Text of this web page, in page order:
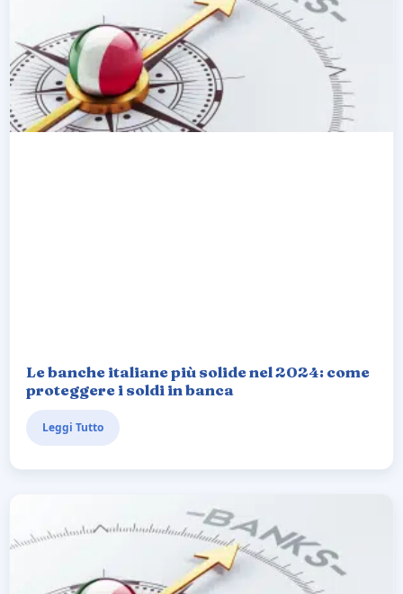
Le banche italiane più solide nel 2024: come
proteggere i soldi in banca
Leggi Tutto